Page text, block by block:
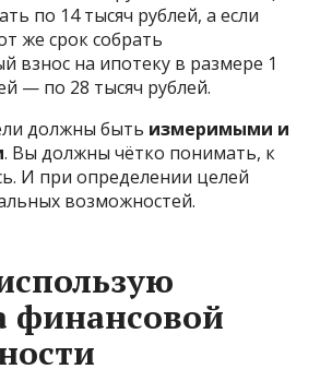
по 14 тысяч рублей, а если
же срок собрать
взнос на ипотеку в размере 1
— по 28 тысяч рублей.
должны быть измеримыми и
. Вы должны чётко понимать, к
И при определении целей
возможностей.
финансовой